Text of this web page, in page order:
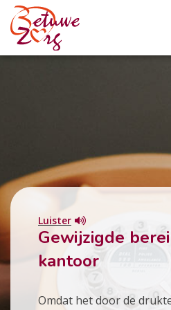
Luister
Gewijzigde
kantoor
Omdat het door de